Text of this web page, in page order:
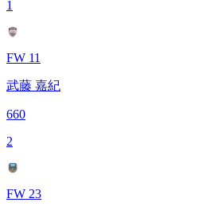
1
FW 11
武藤 嘉紀
660
2
FW 23